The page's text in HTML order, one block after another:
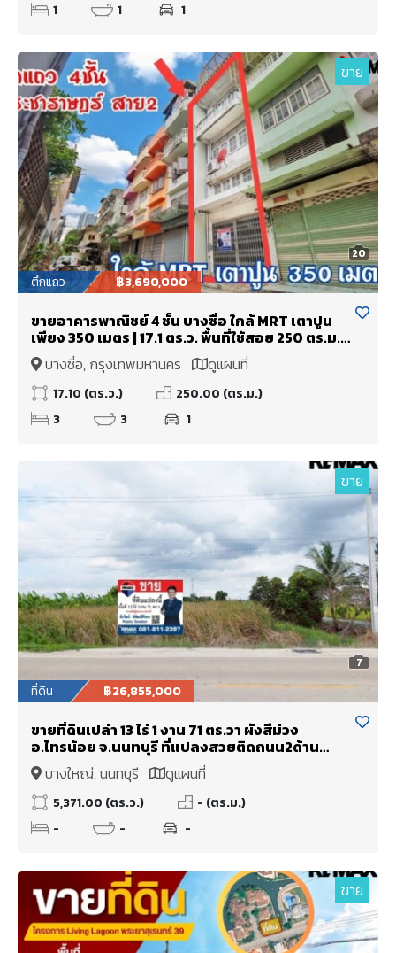
1 1 1
20
ขาย
ตึกแถว ฿3,690,000
ขายอาคารพาณิชย์ 4 ชั้น บางซื่อ ใกล้ MRT เตาปูน
เพียง 350 เมตร | 17.1 ตร.ว. พื้นที่ใช้สอย 250 ตร.ม.
พร้อมอยู่ ราคาเพียง 3,690,000 บาท
บางซื่อ, กรุงเทพมหานคร ดูแผนที่
17.10 (ตร.ว.)
250.00 (ตร.ม.)
3
3 1
7
ขาย
ที่ดิน ฿26,855,000
ขายที่ดินเปล่า 13 ไร่ 1 งาน 71 ตร.วา ผังสีม่วง
อ.ไทรน้อย จ.นนทบุรี ที่แปลงสวยติดถนน2ด้าน
ราคาดีมาก
บางใหญ่, นนทบุรี ดูแผนที่
5,371.00 (ตร.ว.)
- (ตร.ม.)
-
- -
ขาย